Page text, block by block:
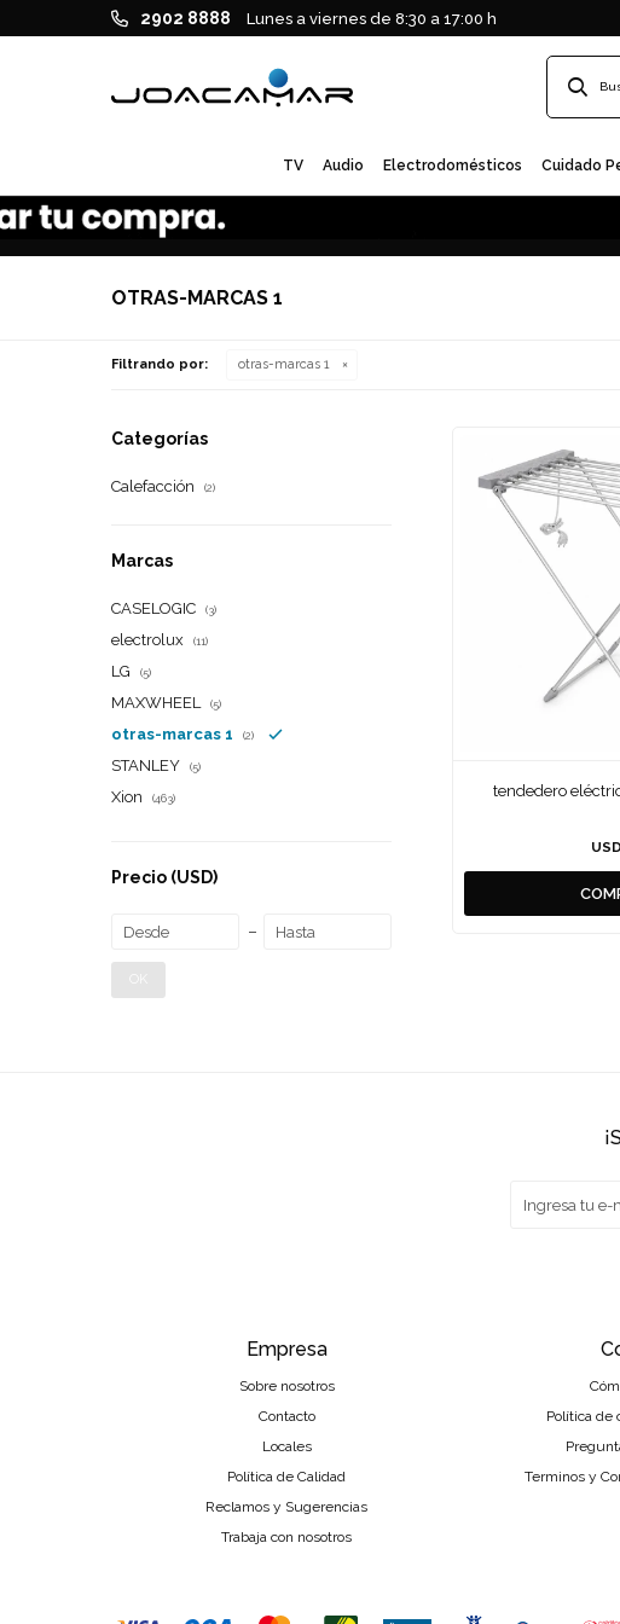
TV Audio Electrodomésticos Cuidado
2902 8888 Lunes a viernes de 8:30 a 17:00 h
OTRAS-MARCAS 1
Filtrando por: otras-marcas 1
tendedero
USD
Categorías
Calefacción (2)
Marcas
CASELOGIC (3)
electrolux (11)
LG (5)
MAXWHEEL (5)
otras-marcas 1 (2)
STANLEY (5)
Xion (463)
Precio (USD)
Empresa
Sobre nosotros
Contacto
Locales
Política de Calidad
Reclamos y Sugerencias
Trabaja con nosotros
Política de
Terminos y